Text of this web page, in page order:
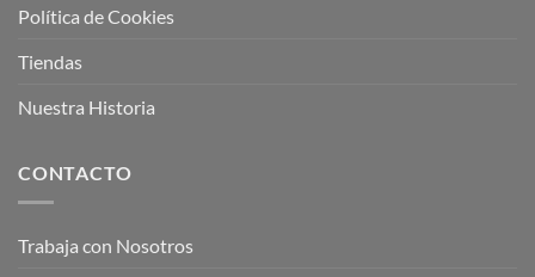
Política de Cookies
Tiendas
Nuestra Historia
CONTACTO
Trabaja con Nosotros